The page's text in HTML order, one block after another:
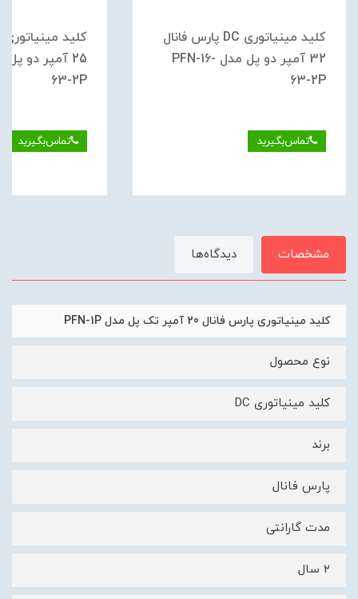
کلید مینیاتوری DC پارس فانال
32 آمپر دو پل مدل PFN-16-
63-2P
تماس‌بگیرید
63-2P
تماس‌بگیرید
مشخصات دیدگاه‌ها
کلید مینیاتوری پارس فانال 20 آمپر تک پل مدل PFN-1P
نوع محصول
کلید مینیاتوری DC
برند
پارس فانال
مدت گارانتی
۲ سال